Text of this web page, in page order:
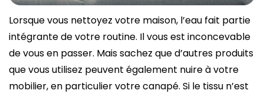
Lorsque vous nettoyez votre maison, l’eau fait partie
intégrante de votre routine. Il vous est inconcevable
de vous en passer. Mais sachez que d’autres produits
que vous utilisez peuvent également nuire à votre
mobilier, en particulier votre canapé. Si le tissu n’est